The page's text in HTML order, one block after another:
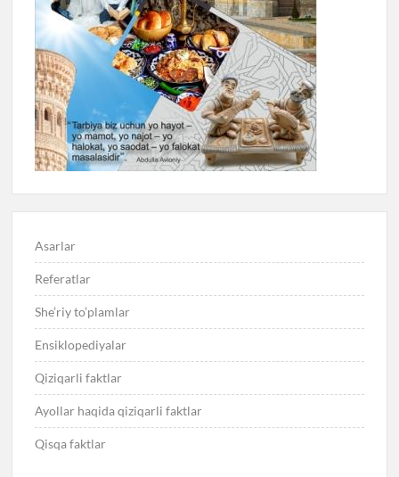
Asarlar
Referatlar
She’riy to’plamlar
Ensiklopediyalar
Qiziqarli faktlar
Ayollar haqida qiziqarli faktlar
Qisqa faktlar